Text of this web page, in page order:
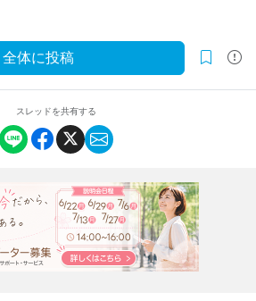
全体に投稿
スレッドを共有する